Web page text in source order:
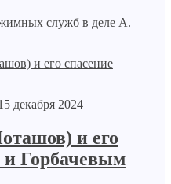
служб в деле А.
2024
и его
и Горбачевым